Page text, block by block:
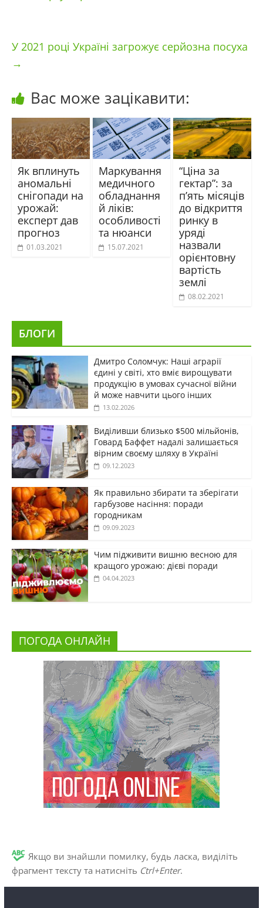
У 2021 році Україні загрожує серйозна посуха
→
Вас може зацікавити:
Як вплинуть
аномальні
снігопади на
урожай:
експерт дав
прогноз
01.03.2021
Маркування
медичного
обладнання
й ліків:
особливості
та нюанси
15.07.2021
“Ціна за
гектар”: за
п’ять місяців
до відкриття
ринку в
уряді
назвали
орієнтовну
вартість
землі
08.02.2021
БЛОГИ
Дмитро Соломчук: Наші аграрії
єдині у світі, хто вміє вирощувати
продукцію в умовах сучасної війни
й може навчити цього інших
13.02.2026
Виділивши близько $500 мільйонів,
Говард Баффет надалі залишається
вірним своєму шляху в Україні
09.12.2023
Як правильно збирати та зберігати
гарбузове насіння: поради
городникам
09.09.2023
Чим підживити вишню весною для
кращого урожаю: дієві поради
04.04.2023
ПОГОДА ОНЛАЙН
Якщо ви знайшли помилку, будь ласка, виділіть
фрагмент тексту та натисніть Ctrl+Enter.